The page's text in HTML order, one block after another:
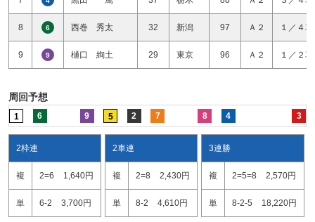
8 6 西巻 秀太 32 新潟 97 Ａ２ １／４
9 9 樋口 絢土 29 東京 96 Ａ２ １／２
周回予想
1 6 9 5 2 7 8 4 3
2枠連
複 2=6 1,640円
単 6-2 3,700円
2車連
複 2=8 2,430円
単 8-2 4,610円
3連勝
複 2=5=8 2,570円
単 8-2-5 18,220円